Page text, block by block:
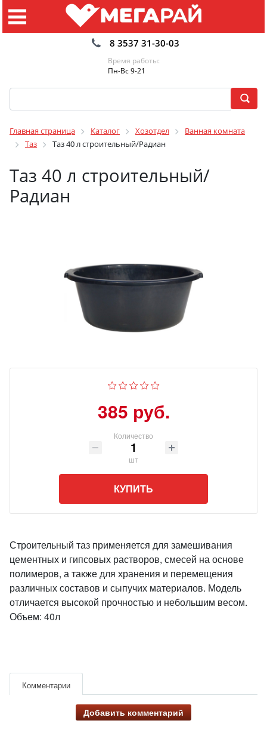
8 3537 31-30-03
Время работы:
Пн-Вс 9-21
Главная страница Каталог Хозотдел
Ванная комната
Таз
Таз 40 л строительный/Радиан
Таз 40 л строительный/
Радиан
385 руб.
Количество
шт
КУПИТЬ
Строительный таз применяется для замешивания
цементных и гипсовых растворов, смесей на основе
полимеров, а также для хранения и перемещения
различных составов и сыпучих материалов. Модель
отличается высокой прочностью и небольшим весом.
Объем: 40л
Комментарии
Добавить комментарий